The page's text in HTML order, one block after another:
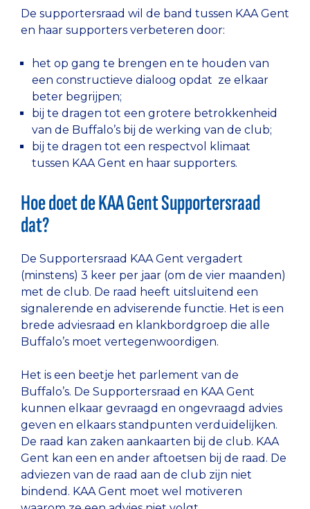
De supportersraad wil de band tussen KAA Gent
en haar supporters verbeteren door:
het op gang te brengen en te houden van
een constructieve dialoog opdat ze elkaar
beter begrijpen;
bij te dragen tot een grotere betrokkenheid
van de Buffalo’s bij de werking van de club;
bij te dragen tot een respectvol klimaat
tussen KAA Gent en haar supporters.
Hoe doet de KAA Gent Supportersraad
dat?
De Supportersraad KAA Gent vergadert
(minstens) 3 keer per jaar (om de vier maanden)
met de club. De raad heeft uitsluitend een
signalerende en adviserende functie. Het is een
brede adviesraad en klankbordgroep die alle
Buffalo’s moet vertegenwoordigen.
Het is een beetje het parlement van de
Buffalo’s. De Supportersraad en KAA Gent
kunnen elkaar gevraagd en ongevraagd advies
geven en elkaars standpunten verduidelijken.
De raad kan zaken aankaarten bij de club. KAA
Gent kan een en ander aftoetsen bij de raad. De
adviezen van de raad aan de club zijn niet
bindend. KAA Gent moet wel motiveren